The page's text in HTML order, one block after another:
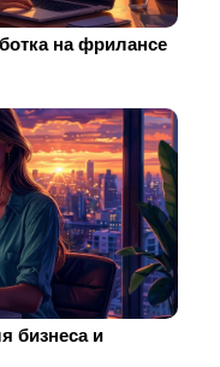
на фрилансе
бизнеса и